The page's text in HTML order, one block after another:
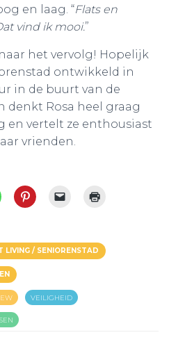
en laag. “Flats en
vind ik mooi.”
het vervolg! Hopelijk
ontwikkeld in
in de buurt van de
denkt Rosa heel graag
en vertelt ze enthousiast
vrienden.
LIVING / SENIORENSTAD
VEILIGHEID